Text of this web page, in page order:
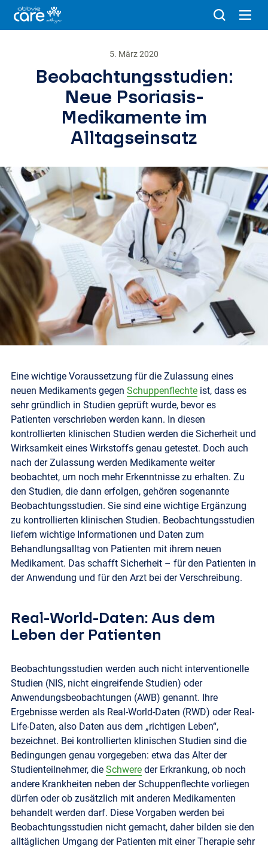
5. März 2020
Beobachtungsstudien:
Neue Psoriasis-
Medikamente im
Alltagseinsatz
Eine wichtige Voraussetzung für die Zulassung eines
neuen Medikaments gegen Schuppenflechte ist, dass es
sehr gründlich in Studien geprüft wurde, bevor es
Patienten verschrieben werden kann. In diesen
kontrollierten klinischen Studien werden die Sicherheit und
Wirksamkeit eines Wirkstoffs genau getestet. Doch auch
nach der Zulassung werden Medikamente weiter
beobachtet, um noch mehr Erkenntnisse zu erhalten. Zu
den Studien, die dann erfolgen, gehören sogenannte
Beobachtungsstudien. Sie sind eine wichtige Ergänzung
zu kontrollierten klinischen Studien. Beobachtungsstudien
liefern wichtige Informationen und Daten zum
Behandlungsalltag von Patienten mit ihrem neuen
Medikament. Das schafft Sicherheit – für den Patienten in
der Anwendung und für den Arzt bei der Verschreibung.
Real-World-Daten: Aus dem
Leben der Patienten
Beobachtungsstudien werden auch nicht interventionelle
Studien (NIS, nicht eingreifende Studien) oder
Anwendungsbeobachtungen (AWB) genannt. Ihre
Ergebnisse werden als Real-World-Daten (RWD) oder Real-
Life-Daten, also Daten aus dem „richtigen Leben“,
bezeichnet. Bei kontrollierten klinischen Studien sind die
Bedingungen genau vorgegeben: etwa das Alter der
Studienteilnehmer, die Schwere der Erkrankung, ob noch
andere Krankheiten neben der Schuppenflechte vorliegen
dürfen oder ob zusätzlich mit anderen Medikamenten
behandelt werden darf. Diese Vorgaben werden bei
Beobachtungsstudien nicht gemacht, daher bilden sie den
alltäglichen Umgang der Patienten mit einer Therapie sehr